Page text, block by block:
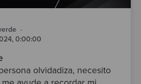
·
0:00:00
olvidadiza, necesito